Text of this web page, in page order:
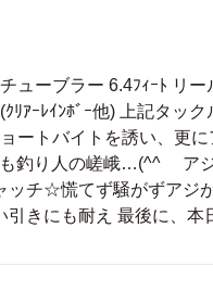
ーブラー 6.4ﾌｨｰﾄ リ
ｱｰﾚｲﾝﾎﾞｰ他) 上記タッ
トバイトを誘い、更
釣り人の嵯峨…(^^ゞ ア
チ☆慌てず騒がずアジ
きにも耐え 最後に、本